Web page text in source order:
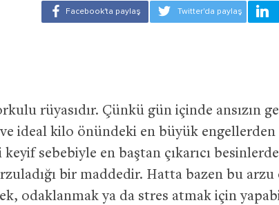
rüyasıdır. Çünkü gün içinde ansızın
ve ideal kilo önündeki en büyük
sebebiyle en baştan çıkarıcı
bir maddedir. Hatta bazen bu arzu
odaklanmak ya da stres atmak için